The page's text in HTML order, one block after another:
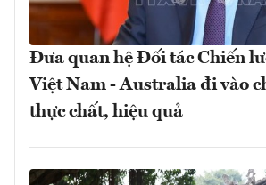
Đưa quan hệ Đối tác Chiến
Việt Nam - Australia đi vào
thực chất, hiệu quả